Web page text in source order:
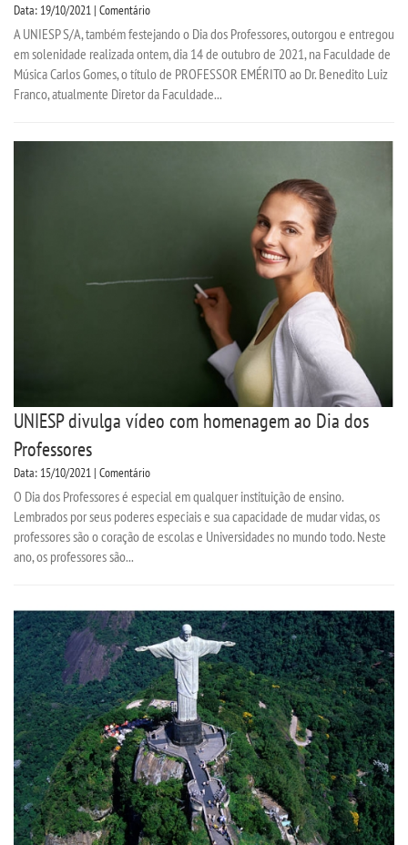
Data: 19/10/2021 | Comentário
A UNIESP S/A, também festejando o Dia dos Professores, outorgou e entregou
em solenidade realizada ontem, dia 14 de outubro de 2021, na Faculdade de
Música Carlos Gomes, o título de PROFESSOR EMÉRITO ao Dr. Benedito Luiz
Franco, atualmente Diretor da Faculdade...
UNIESP divulga vídeo com homenagem ao Dia dos
Professores
Data: 15/10/2021 | Comentário
O Dia dos Professores é especial em qualquer instituição de ensino.
Lembrados por seus poderes especiais e sua capacidade de mudar vidas, os
professores são o coração de escolas e Universidades no mundo todo. Neste
ano, os professores são...